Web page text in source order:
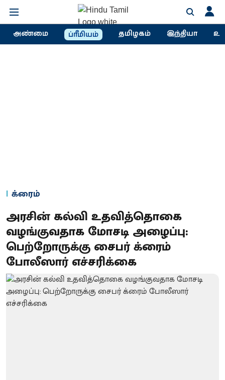
அண்மை ப்ரீமியம் தமிழகம் இந்தியா
க்ரைம்
அரசின் கல்வி உதவித்தொகை
வழங்கு​வதாக மோசடி அழைப்பு:
பெற்றோருக்கு சைபர் க்ரைம்
போலீஸார் எச்சரிக்கை